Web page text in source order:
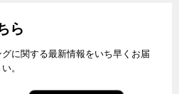
ら
に関する最新情報をいち早くお届
。